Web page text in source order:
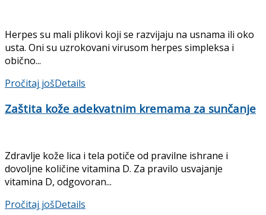
Herpes su mali plikovi koji se razvijaju na usnama ili oko
usta. Oni su uzrokovani virusom herpes simpleksa i
obično...
Pročitaj jošDetails
Zaštita kože adekvatnim kremama za sunčanje
Zdravlje kože lica i tela potiče od pravilne ishrane i
dovoljne količine vitamina D. Za pravilo usvajanje
vitamina D, odgovoran...
Pročitaj jošDetails